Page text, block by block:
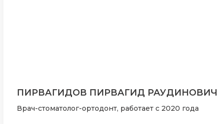
ПИРВАГИДОВ ПИРВАГИД РАУДИНОВИЧ
Врач-стоматолог-ортодонт, работает с 2020 года